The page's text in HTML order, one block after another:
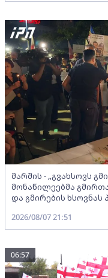
მარშის - „გვახსოვს
მონაწილეებმა
და გმირების ხსოვნას
2026/08/07 21:51
06:57